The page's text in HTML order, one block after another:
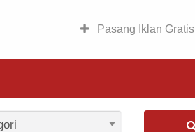
Pasang Iklan Gratis